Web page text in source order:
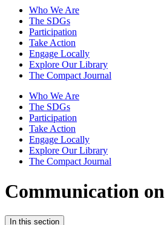
Who We Are
The SDGs
Participation
Take Action
Engage Locally
Explore Our Library
The Compact Journal
Who We Are
The SDGs
Participation
Take Action
Engage Locally
Explore Our Library
The Compact Journal
Communication on
In this section